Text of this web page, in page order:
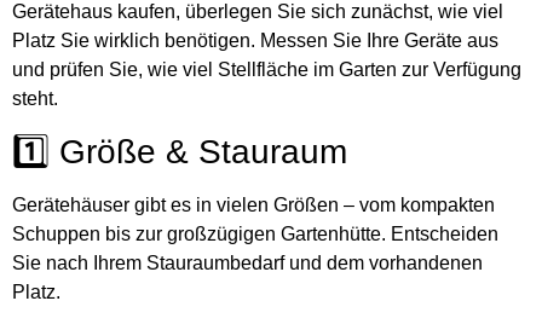
Gerätehaus kaufen, überlegen Sie sich zunächst, wie viel
Platz Sie wirklich benötigen. Messen Sie Ihre Geräte aus
und prüfen Sie, wie viel Stellfläche im Garten zur Verfügung
steht.
1️⃣ Größe & Stauraum
Gerätehäuser gibt es in vielen Größen – vom kompakten
Schuppen bis zur großzügigen Gartenhütte. Entscheiden
Sie nach Ihrem Stauraumbedarf und dem vorhandenen
Platz.